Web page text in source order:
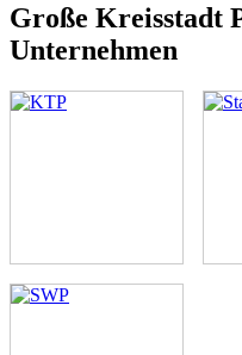
Große Kreisstadt
Unternehmen